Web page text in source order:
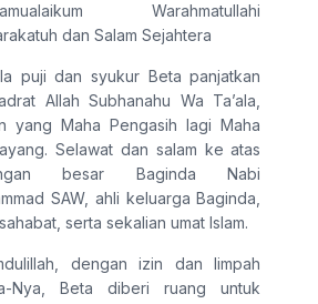
Warahmatullahi
dan Salam Sejahtera
puji dan syukur Beta panjatkan
Allah Subhanahu Wa Ta’ala,
yang Maha Pengasih lagi Maha
Selawat dan salam ke atas
besar Baginda Nabi
SAW, ahli keluarga Baginda,
serta sekalian umat Islam.
dengan izin dan limpah
Nya, Beta diberi ruang untuk